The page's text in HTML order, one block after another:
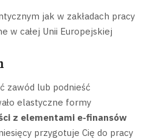
jak w zakładach pracy
w całej Unii Europejskiej
zawód lub podnieść
elastyczne formy
z elementami e-finansów
przygotuje Cię do pracy